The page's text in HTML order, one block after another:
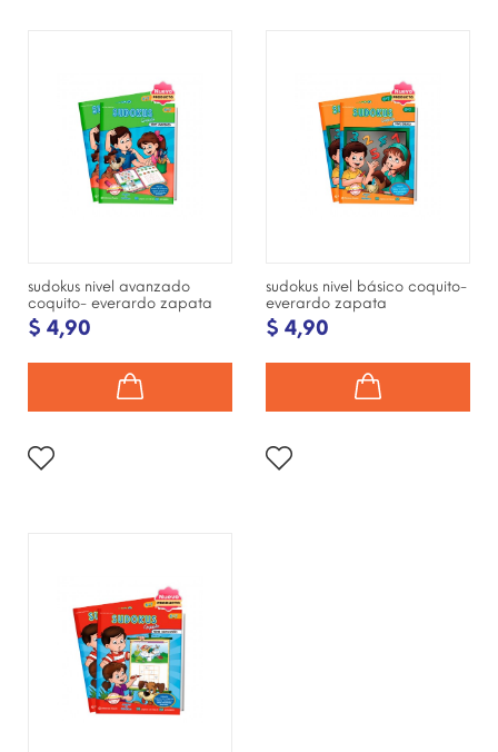
sudokus nivel avanzado
coquito- everardo zapata
$ 4,90
sudokus nivel básico coquito-
everardo zapata
$ 4,90